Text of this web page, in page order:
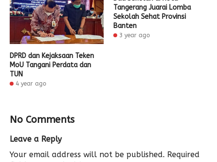
DPRD dan Kejaksaan Teken
MoU Tangani Perdata dan
TUN
4 year ago
Tangerang Juarai Lomba
Sekolah Sehat Provinsi
Banten
3 year ago
No Comments
Leave a Reply
Your email address will not be published. Required